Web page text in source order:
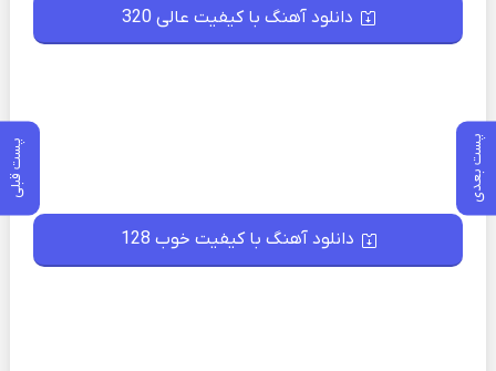
پست بعدی پست قبلی
دانلود آهنگ با کیفیت عالی 320
دانلود آهنگ با کیفیت خوب 128